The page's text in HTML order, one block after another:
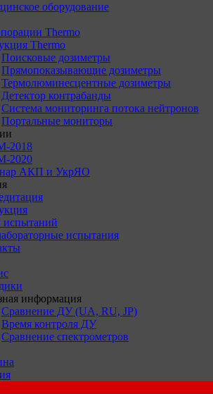
оборудование
Thermo
Thermo
Поисковые дозиметры
Прямопоказывающие дозиметры
Термолюминесцентные дозиметры
Детектор контрабанды
Система мониторинга потока нейтронов
Портальные мониторы
2018
2020
АКП и УкрЯО
испытания
информация
Сравнение ДУ (UA, RU, JP)
Время контроля ДУ
Сравнение спектрометров